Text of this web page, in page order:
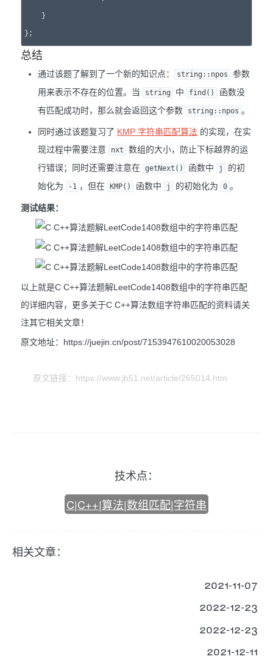
    }
总结
通过该题了解到了一个新的知识点： string::npos
参数
用来表示不存在的位置。当
string 中 find()
函数没
有匹配成功时，那么就会返回这个参数
string::npos 。
同时通过该题复习了 KMP 字符串匹配算法 的实现，在实
现过程中需要注意
nxt
数组的大小，防止下标越界的运
行错误；同时还需要注意在 getNext() 函数中 j
的初
始化为
-1 ，但在 KMP() 函数中 j 的初始化为 0 。
测试结果：
以上就是C C++算法题解LeetCode1408数组中的字符串匹配
的详细内容，更多关于C C++算法数组字符串匹配的资料请关
注其它相关文章！
原文地址：https://juejin.cn/post/7153947610020053028
原文链接：https://www.jb51.net/article/265014.htm
技术点：
C|C++|算法|数组匹配|字符串
相关文章：
2021-11-07
2022-12-23
2022-12-23
2021-12-11